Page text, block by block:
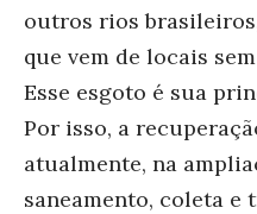
outros rios
que vem de locais
Esse esgoto é sua
Por isso, a
atualmente, na
saneamento, coleta e